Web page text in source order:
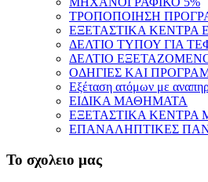
ΤΡΟΠΟΠΟΙΗΣΗ
ΕΞΕΤΑΣΤΙΚΑ ΚΕΝΤΡΑ
ΔΕΛΤΙΟ ΤΥΠΟΥ ΓΙΑ
ΔΕΛΤΙΟ
ΟΔΗΓΙΕΣ ΚΑΙ
Εξέταση ατόμων με
ΕΙΔΙΚΑ ΜΑΘΗΜΑΤΑ
ΕΞΕΤΑΣΤΙΚΑ
ΕΠΑΝΑΛΗΠΤΙΚΕΣ
Το σχολειο μας